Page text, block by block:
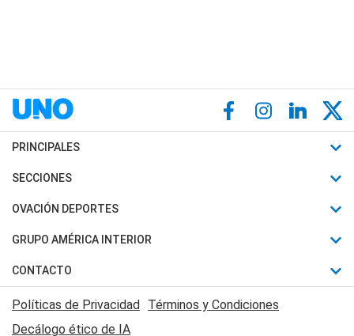
PRINCIPALES
Últimas Noticias
Política
Judiciales
Economia
SECCIONES
Horóscopo
Motores
Trucos caseros
Series y Películas
OVACIÓN DEPORTES
Fútbol
Mundial
Automovilismo
Rugby
GRUPO AMÉRICA INTERIOR
Canal 7 en Vivo
CONTACTO
Acerca de Nosotros
Contactanos
Políticas de Privacidad Términos y Condiciones
Decálogo ético de IA